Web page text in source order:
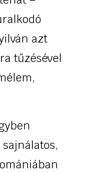
azt
tűzésével